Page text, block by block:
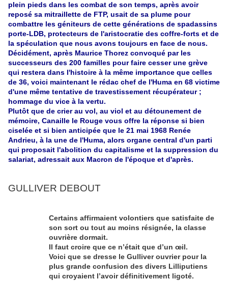
plein pieds dans les combat de son temps, après avoir
reposé sa mitraillette de FTP, usait de sa plume pour
combattre les géniteurs de cette générations de spadassins
porte-LDB, protecteurs de l'aristocratie des coffre-forts et de
la spéculation que nous avons toujours en face de nous.
Décidément, après Maurice Thorez convoqué par les
successeurs des 200 familles pour faire cesser une grève
qui restera dans l'histoire à la même importance que celles
de 36, voici maintenant le rédac chef de l'Huma en 68 victime
d'une même tentative de travestissement récupérateur ;
hommage du vice à la vertu.
Plutôt que de crier au vol, au viol et au détounement de
mémoire, Canaille le Rouge vous offre la réponse si bien
ciselée et si bien anticipée que le 21 mai 1968 Renée
Andrieu, à la une de l'Huma, alors organe central d'un parti
qui proposait l'abolition du capitalisme et la suppression du
salariat, adressait aux Macron de l'époque et d'après.
GULLIVER DEBOUT
Certains affirmaient volontiers que satisfaite de
son sort ou tout au moins résignée, la classe
ouvrière dormait.
Il faut croire que ce n’était que d’un œil.
Voici que se dresse le Gulliver ouvrier pour la
plus grande confusion des divers Lilliputiens
qui croyaient l’avoir définitivement ligoté.